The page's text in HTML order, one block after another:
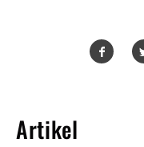
Artikel